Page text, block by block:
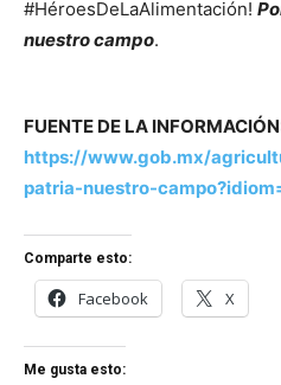
#HéroesDeLaAlimentación!
nuestro campo.
FUENTE DE LA
https://www.gob.mx/
patria-nuestro-
Comparte esto:
Facebook X
Me gusta esto: